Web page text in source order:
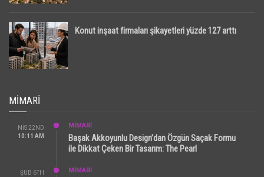
Konut inşaat firmaları şikayetleri yüzde 127 arttı
MIMARI
NIS 22ND
10:11 AM
MİMARİ
Başak Akkoyunlu Design’dan Özgün Saçak Formu
ile Dikkat Çeken Bir Tasarım: The Pearl
ŞUB 6TH
MİMARİ